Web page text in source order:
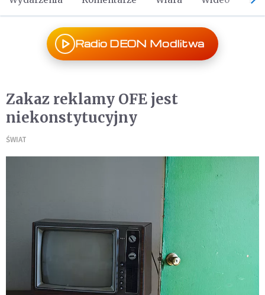
Radio DEON Modlitwa
Zakaz reklamy OFE jest
niekonstytucyjny
ŚWIAT